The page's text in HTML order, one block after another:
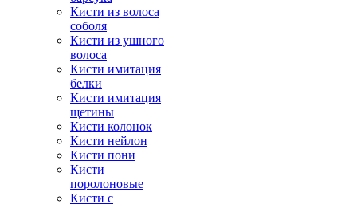
Кисти из волоса
соболя
Кисти из ушного
волоса
Кисти имитация
белки
Кисти имитация
щетины
Кисти колонок
Кисти нейлон
Кисти пони
Кисти
поролоновые
Кисти с